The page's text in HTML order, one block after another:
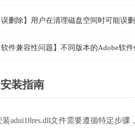
误删除】用户在清理磁盘空间时可能误
软件兼容性问题】不同版本的Adobe软
装指南
装adui18res.dll文件需要遵循特定步